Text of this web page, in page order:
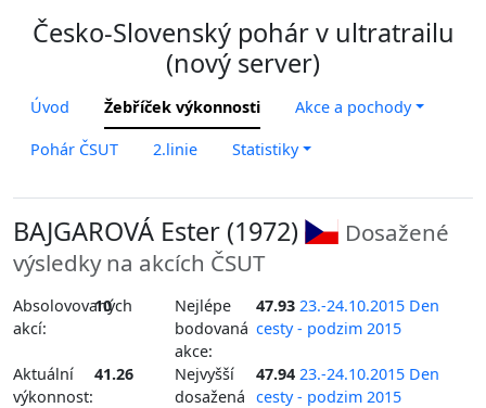
Česko-Slovenský pohár v ultratrailu
(nový server)
Úvod Žebříček výkonnosti Akce a pochody
Pohár ČSUT 2.linie Statistiky
BAJGAROVÁ Ester (1972)
Dosažené
výsledky na akcích ČSUT
Absolovovaných
akcí:
10
Nejlépe
bodovaná
akce:
47.93 23.-24.10.2015 Den
cesty - podzim 2015
Aktuální
výkonnost:
41.26
Nejvyšší
dosažená
47.94 23.-24.10.2015 Den
cesty - podzim 2015